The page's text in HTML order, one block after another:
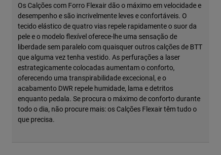
Os Calções com Forro Flexair dão o máximo em velocidade e
desempenho e são incrivelmente leves e confortáveis. O
tecido elástico de quatro vias repele rapidamente o suor da
pele e o modelo flexível oferece-lhe uma sensação de
liberdade sem paralelo com quaisquer outros calções de BTT
que alguma vez tenha vestido. As perfurações a laser
estrategicamente colocadas aumentam o conforto,
oferecendo uma transpirabilidade excecional, e o
acabamento DWR repele humidade, lama e detritos
enquanto pedala. Se procura o máximo de conforto durante
todo o dia, não procure mais: os Calções Flexair têm tudo o
que precisa.